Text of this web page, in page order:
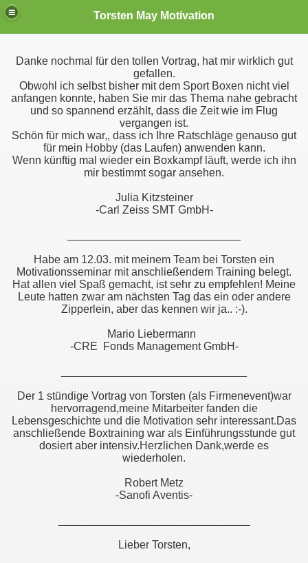
Torsten May Motivation
Danke nochmal für den tollen Vortrag, hat mir wirklich gut
gefallen.
Obwohl ich selbst bisher mit dem Sport Boxen nicht viel
anfangen konnte, haben Sie mir das Thema nahe gebracht
und so spannend erzählt, dass die Zeit wie im Flug
vergangen ist.
Schön für mich war,, dass ich Ihre Ratschläge genauso gut
für mein Hobby (das Laufen) anwenden kann.
Wenn künftig mal wieder ein Boxkampf läuft, werde ich ihn
mir bestimmt sogar ansehen.
Julia Kitzsteiner
-Carl Zeiss SMT GmbH-
Habe am 12.03. mit meinem Team bei Torsten ein
Motivationsseminar mit anschließendem Training belegt.
Hat allen viel Spaß gemacht, ist sehr zu empfehlen! Meine
Leute hatten zwar am nächsten Tag das ein oder andere
Zipperlein, aber das kennen wir ja.. :-).
Mario Liebermann
-CRE Fonds Management GmbH-
Der 1 stündige Vortrag von Torsten (als Firmenevent)war
hervorragend,meine Mitarbeiter fanden die
Lebensgeschichte und die Motivation sehr interessant.Das
anschließende Boxtraining war als Einführungsstunde gut
dosiert aber intensiv.Herzlichen Dank,werde es
wiederholen.
Robert Metz
-Sanofi Aventis-
Lieber Torsten,